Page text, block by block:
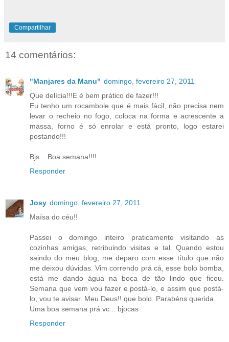
Compartilhar
14 comentários:
"Manjares da Manu" domingo, fevereiro 27, 2011
Que delícia!!!E é bem prático de fazer!!!
Eu tenho um rocambole que é mais fácil, não precisa nem
levar o recheio no fogo, coloca na forma e acrescente a
massa, forno é só enrolar e está pronto, logo estarei
postando!!!
Bjs....Boa semana!!!!
Responder
Josy domingo, fevereiro 27, 2011
Maísa do céu!!
Passei o domingo inteiro praticamente visitando as
cozinhas amigas, retribuindo visitas e tal. Quando estou
saindo do meu blog, me deparo com esse título que não
me deixou dúvidas. Vim correndo prá cá, esse bolo bomba,
está me dando água na boca de tão lindo que ficou.
Semana que vem vou fazer e postá-lo, e assim que postá-
lo, vou te avisar. Meu Deus!! que bolo. Parabéns querida.
Uma boa semana prá vc... bjocas
Responder